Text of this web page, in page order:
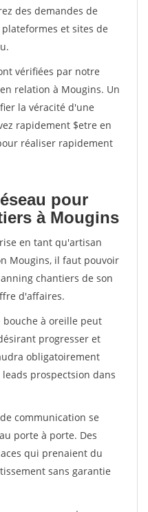
des demandes de
et sites de
vérifiées par notre
relation à Mougins. Un
la véracité d'une
rapidement $etre en
réaliser rapidement
pour
à Mougins
en tant qu'artisan
Mougins, il faut pouvoir
chantiers de son
d'affaires.
bouche à oreille peut
progresser et
obligatoirement
prospectsion dans
communication se
porte à porte. Des
qui prenaient du
sans garantie